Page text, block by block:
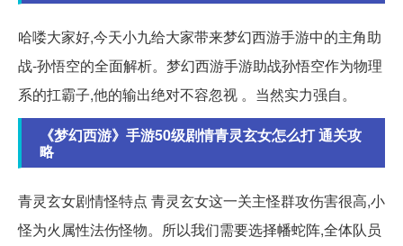
哈喽大家好,今天小九给大家带来梦幻西游手游中的主角助
战-孙悟空的全面解析。梦幻西游手游助战孙悟空作为物理
系的扛霸子,他的输出绝对不容忽视 。当然实力强自。
《梦幻西游》手游50级剧情青灵玄女怎么打 通关攻
略
青灵玄女剧情怪特点 青灵玄女这一关主怪群攻伤害很高,小
怪为火属性法伤怪物。所以我们需要选择幡蛇阵,全体队员